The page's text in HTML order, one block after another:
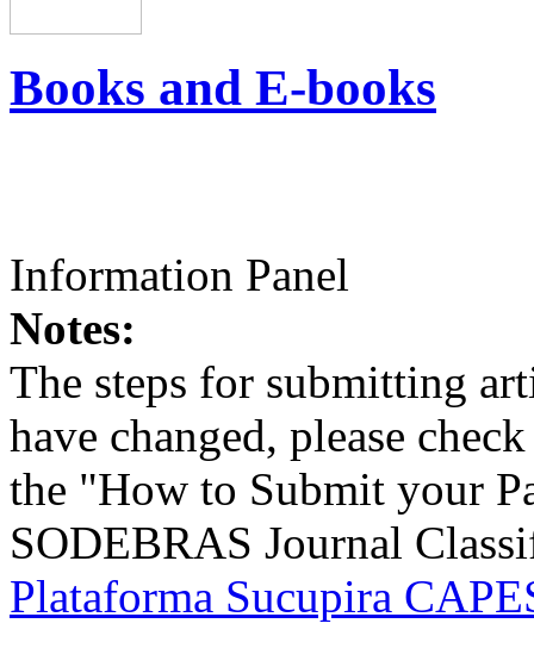
Books and E-books
Information Panel
Notes:
The steps for submitting
have changed, please
the "How to Submit your
SODEBRAS Journal
Plataforma Sucupira